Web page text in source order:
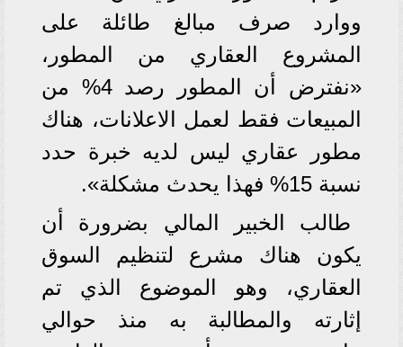
ووارد صرف مبالغ طائلة على
المشروع العقاري من المطور،
«نفترض أن المطور رصد 4% من
المبيعات فقط لعمل الاعلانات، هناك
مطور عقاري ليس لديه خبرة حدد
نسبة 15% فهذا يحدث مشكلة».
طالب الخبير المالي بضرورة أن
يكون هناك مشرع لتنظيم السوق
العقاري، وهو الموضوع الذي تم
إثارته والمطالبة به منذ حوالي